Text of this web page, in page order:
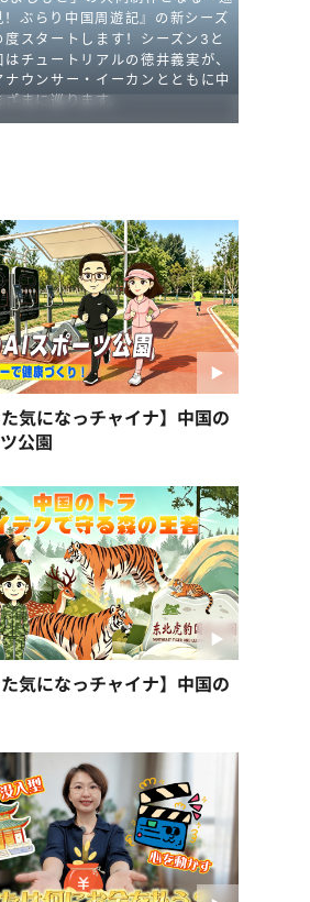
た気になっチャイナ】中国の
公園
た気になっチャイナ】中国の